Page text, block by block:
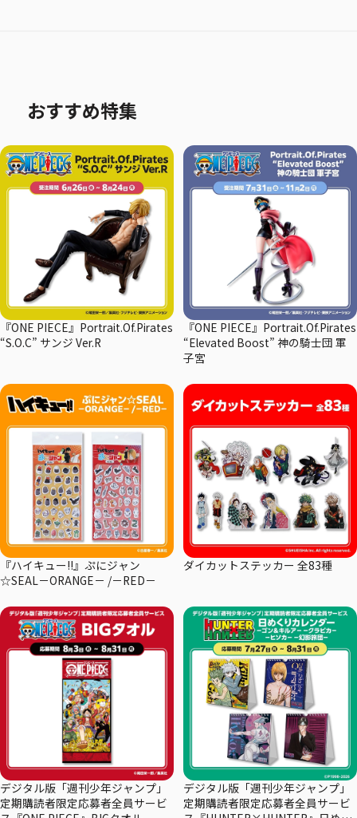
おすすめ特集
『ONE PIECE』Portrait.Of.Pirates
“S.O.C” サンジ Ver.R
『ONE PIECE』Portrait.Of.Pirates
“Elevated Boost” 神の騎士団 軍
子宮
『ハイキュー!!』ぷにジャン
☆SEAL－ORANGE－ /－RED－
ダイカットステッカー 全83種
デジタル版「週刊少年ジャンプ」
定期購読者限定応募者全員サービ
デジタル版「週刊少年ジャンプ」
定期購読者限定応募者全員サービ